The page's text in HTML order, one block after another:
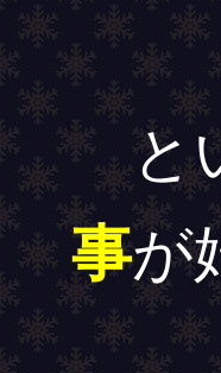
とい
事が